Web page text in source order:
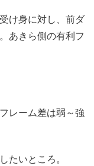
け身に対し、前ダ
あきら側の有利フ
レーム差は弱～強
たいところ。